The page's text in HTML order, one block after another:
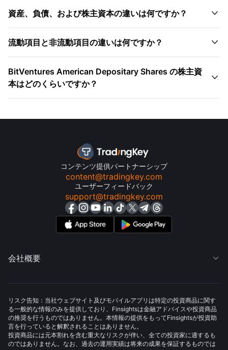
資産、負債、および株主資本の違いは何ですか？ 
流動項目と非流動項目の違いは何ですか？ 
BitVentures American Depositary Shares の株主資
本はどのくらいですか？

コンテンツ提供パートナーシップ
content@tradingkey.com
ユーザーフィードバック
support@tradingkey.com
会社概要 
リスク告知：当社ウェブサイト及びモバイルアプリは特定の投資商品に関す
る一般的な情報のみを提供しており、Finsightsは金融アドバイスや投資商品
の推奨を行うものではありません。本情報の提供をもってFinsightsが投資助
言を行っていると解釈されることはありません。
投資商品には元本割れを含む重大なリスクが伴い、全ての投資家に適するも
のではありません。なお、過去の運用実績は将来の成果を保証するものでは